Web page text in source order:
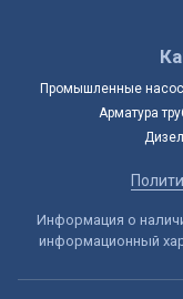
Промышленные
Арматура
Информация о
информационный